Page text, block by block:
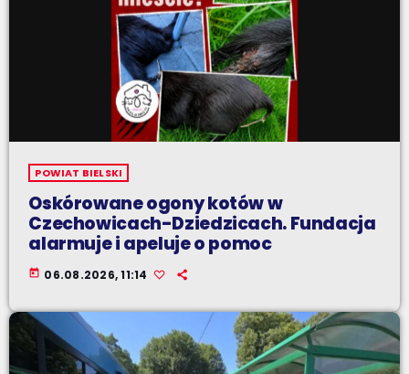
POWIAT BIELSKI
Oskórowane ogony kotów w
Czechowicach-Dziedzicach. Fundacja
alarmuje i apeluje o pomoc
today 06.08.2026, 11:14